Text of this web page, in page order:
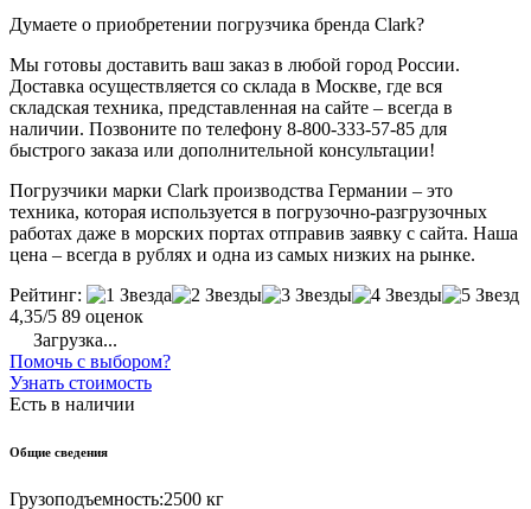
Думаете о приобретении погрузчика бренда Clark?
Мы готовы доставить ваш заказ в любой город России.
Доставка осуществляется со склада в Москве, где вся
складская техника, представленная на сайте – всегда в
наличии. Позвоните по телефону 8-800-333-57-85 для
быстрого заказа или дополнительной консультации!
Погрузчики марки Clark производства Германии – это
техника, которая используется в погрузочно-разгрузочных
работах даже в морских портах отправив заявку с сайта. Наша
цена – всегда в рублях и одна из самых низких на рынке.
Рейтинг:
4,35/5 89 оценок
Загрузка...
Помочь с выбором?
Узнать стоимость
Есть в наличии
Общие сведения
Грузоподъемность:2500 кг